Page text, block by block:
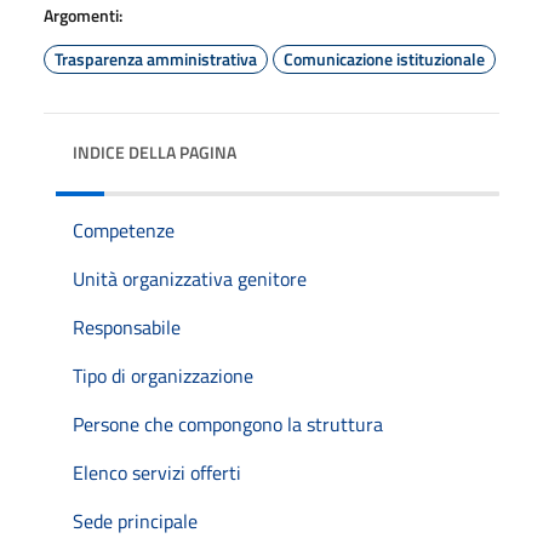
Argomenti:
Trasparenza amministrativa
Comunicazione istituzionale
INDICE DELLA PAGINA
Competenze
Unità organizzativa genitore
Responsabile
Tipo di organizzazione
Persone che compongono la struttura
Elenco servizi offerti
Sede principale